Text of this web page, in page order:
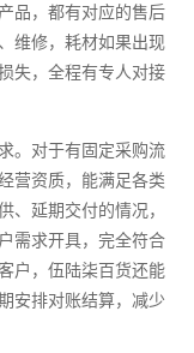
品，都有对应的售后
维修，耗材如果出现
失，全程有专人对接
。对于有固定采购流
营资质，能满足各类
、延期交付的情况，
需求开具，完全符合
户，伍陆柒百货还能
安排对账结算，减少